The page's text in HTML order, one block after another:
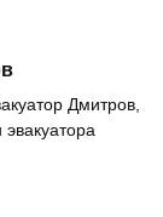
Дмитров,